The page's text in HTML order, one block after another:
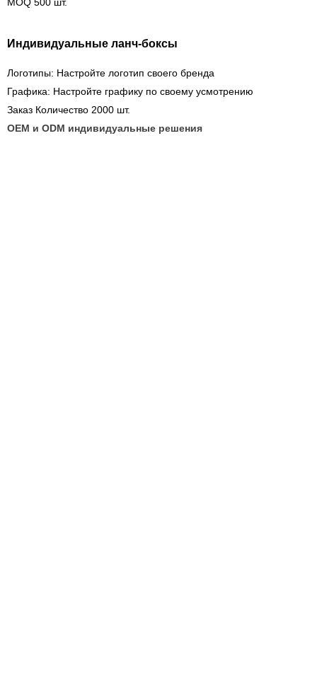
MOQ 500 шт.
Индивидуальные ланч-боксы
Логотипы: Настройте логотип своего бренда
Графика: Настройте графику по своему усмотрению
Заказ Количество 2000 шт.
OEM и ODM индивидуальные решения